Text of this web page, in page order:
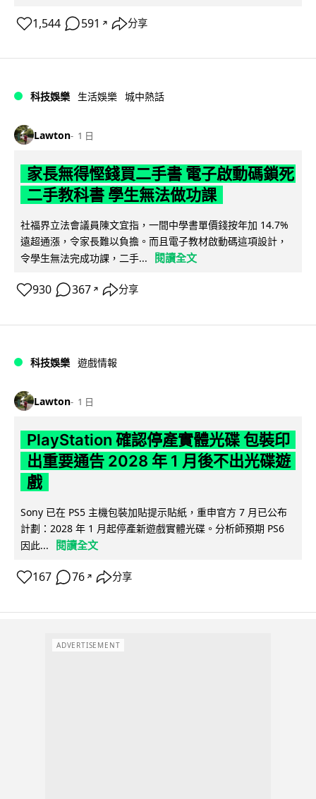
1,544 591 ↗ 分享
科技娛樂 生活娛樂 城中熱話
Lawton 1 日
家長無得慳錢買二手書 電子啟動碼鎖死
二手教科書 學生無法做功課
社福界立法會議員陳文宜指，一間中學書單價錢按年加 14.7%
遠超通漲，令家長難以負擔。而且電子教材啟動碼這項設計，
令學生無法完成功課，二手...
閱讀全文
930 367 ↗ 分享
科技娛樂 遊戲情報
Lawton 1 日
PlayStation 確認停產實體光碟 包裝印
出重要通告 2028 年 1 月後不出光碟遊
戲
Sony 已在 PS5 主機包裝加貼提示貼紙，重申官方 7 月已公布
計劃：2028 年 1 月起停產新遊戲實體光碟。分析師預期 PS6
因此...
閱讀全文
167 76 ↗ 分享
ADVERTISEMENT